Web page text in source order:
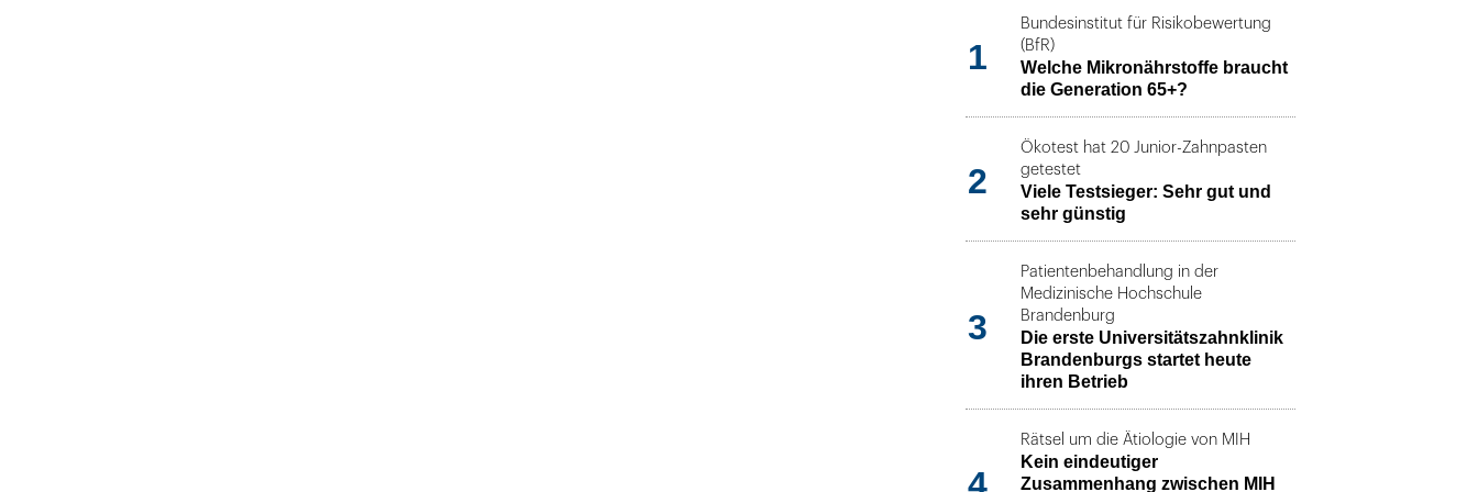
1
Bundesinstitut für Risikobewertung
(BfR)
Welche Mikronährstoffe braucht
die Generation 65+?
2
Ökotest hat 20 Junior-Zahnpasten
getestet
Viele Testsieger: Sehr gut und
sehr günstig
3
Patientenbehandlung in der
Medizinische Hochschule
Brandenburg
Die erste Universitätszahnklinik
Brandenburgs startet heute
ihren Betrieb
4
Rätsel um die Ätiologie von MIH
Kein eindeutiger
Zusammenhang zwischen MIH